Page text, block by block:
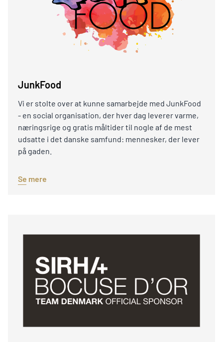
JunkFood
Vi er stolte over at kunne samarbejde med JunkFood
- en social organisation, der hver dag leverer varme,
næringsrige og gratis måltider til nogle af de mest
udsatte i det danske samfund: mennesker, der lever
på gaden.
Se mere